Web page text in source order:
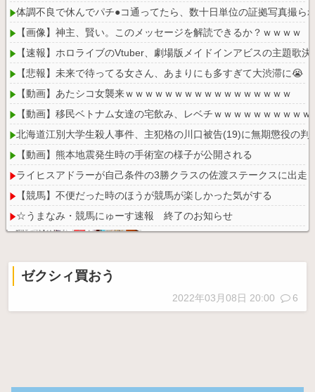
Powered by livedoor 相互RSS
体調不良で休んでパチ●コ通ってたら、数十日単位の証拠写真撮ら
【画像】神主、賢い。このメッセージを解読できるか？ｗｗｗｗ
【速報】ホロライブのVtuber、劇場版メイドインアビスの主題歌
【悲報】未来で待ってる女さん、あまりにも多すぎて大渋滞に😭
【動画】あたシコ女襲来ｗｗｗｗｗｗｗｗｗｗｗｗｗｗｗｗｗ
【動画】移民ベトナム女達の宅飲み、レベチｗｗｗｗｗｗｗｗｗ
北海道江別大学生殺人事件、主犯格の川口被告(19)に無期懲役の判
【動画】熊本地震発生時の手術室の様子が公開される
ライヒスアドラーが自己条件の3勝クラスの佐渡ステークスに出走
【競馬】不便だった時のほうが競馬が楽しかった気がする
☆うまなみ・競馬にゅーす速報 終了のお知らせ
ゼクシィ買おう
2022年03月08日 20:00 6